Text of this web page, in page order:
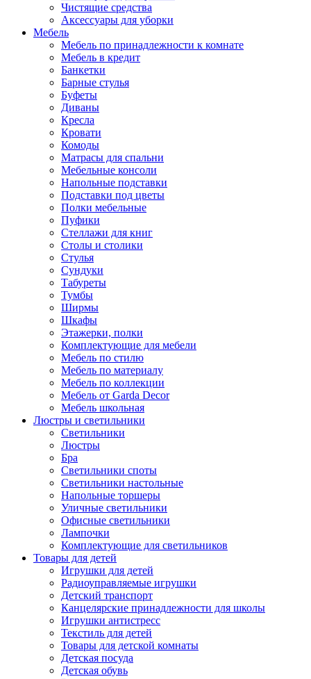
Чистящие средства
Аксессуары для уборки
Мебель
Мебель по принадлежности к комнате
Мебель в кредит
Банкетки
Барные стулья
Буфеты
Диваны
Кресла
Кровати
Комоды
Матрасы для спальни
Мебельные консоли
Напольные подставки
Подставки под цветы
Полки мебельные
Пуфики
Стеллажи для книг
Столы и столики
Стулья
Сундуки
Табуреты
Тумбы
Ширмы
Шкафы
Этажерки, полки
Комплектующие для мебели
Мебель по стилю
Мебель по материалу
Мебель по коллекции
Мебель от Garda Decor
Мебель школьная
Люстры и светильники
Светильники
Люстры
Бра
Светильники споты
Светильники настольные
Напольные торшеры
Уличные светильники
Офисные светильники
Лампочки
Комплектующие для светильников
Товары для детей
Игрушки для детей
Радиоуправляемые игрушки
Детский транспорт
Канцелярские принадлежности для школы
Игрушки антистресс
Текстиль для детей
Товары для детской комнаты
Детская посуда
Детская обувь